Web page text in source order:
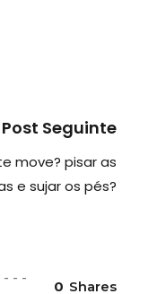
Post Seguinte
move? pisar as
e sujar os pés?
0 Shares